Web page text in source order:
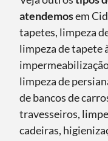
atendemosem
tapetes, limpeza
limpeza de tapete
limpeza de
de bancos de
travesseiros,
cadeiras,